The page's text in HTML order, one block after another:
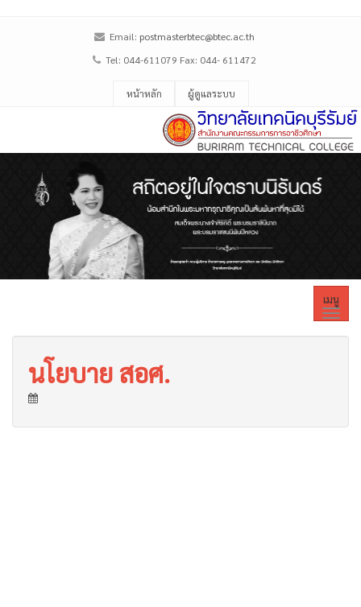
Email: postmasterbtec@btec.ac.th
Tel: 044-611079 Fax: 044- 611472
หน้าหลัก ผู้ดูแลระบบ
เมนู
นโยบาย สอศ.